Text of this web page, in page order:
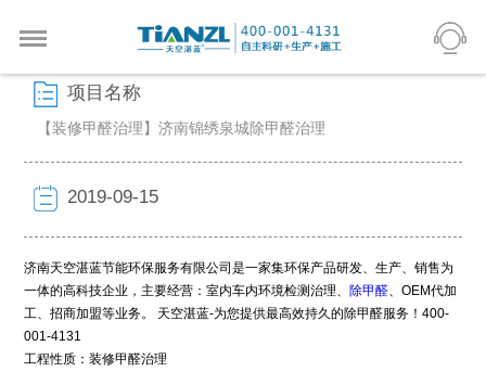
项目名称
【装修甲醛治理】济南锦绣泉城除甲醛治理
2019-09-15
济南天空湛蓝节能环保服务有限公司是一家集环保产品研发、生产、销售为
一体的高科技企业，主要经营：室内车内环境检测治理、除甲醛 、OEM代加
工、招商加盟等业务。 天空湛蓝-为您提供最高效持久的除甲醛服务！400-
001-4131
工程性质：装修甲醛治理